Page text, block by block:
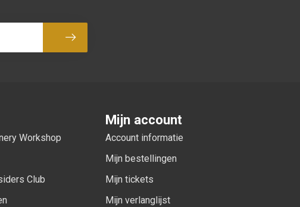
Abonneer
Workshop
Club
Mijn account
Account informatie
Mijn bestellingen
Mijn tickets
Mijn verlanglijst